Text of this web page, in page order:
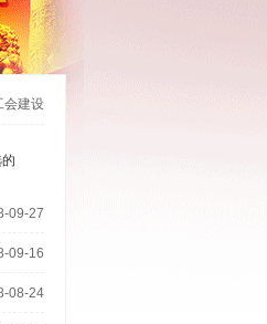
会建设
09-27
09-16
08-24